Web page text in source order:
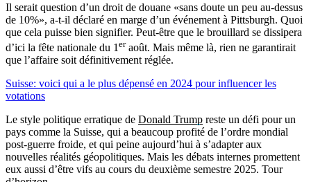
Il serait question d’un droit de douane «sans doute un peu au-dessus
de 10%», a-t-il déclaré en marge d’un événement à Pittsburgh. Quoi
que cela puisse bien signifier. Peut-être que le brouillard se dissipera
d’ici la fête nationale du 1 eraoût. Mais même là, rien ne garantirait
que l’affaire soit définitivement réglée.
Suisse: voici qui a le plus dépensé en 2024 pour influencer les
votations
Le style politique erratique de Donald Trump reste un défi pour un
pays comme la Suisse, qui a beaucoup profité de l’ordre mondial
post-guerre froide, et qui peine aujourd’hui à s’adapter aux
nouvelles réalités géopolitiques. Mais les débats internes promettent
eux aussi d’être vifs au cours du deuxième semestre 2025. Tour